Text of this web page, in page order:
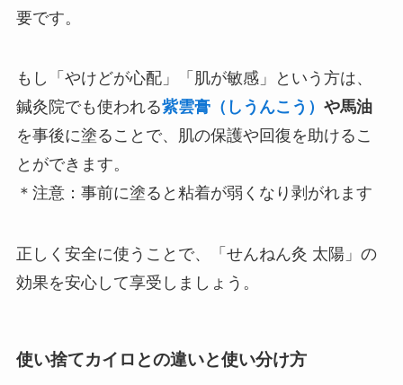
要です。
もし「やけどが心配」「肌が敏感」という方は、
鍼灸院でも使われる紫雲膏（しうんこう） や馬油
を事後に塗ることで、肌の保護や回復を助けるこ
とができます。
＊注意：事前に塗ると粘着が弱くなり剥がれます
正しく安全に使うことで、「せんねん灸 太陽」の
効果を安心して享受しましょう。
使い捨てカイロとの違いと使い分け方